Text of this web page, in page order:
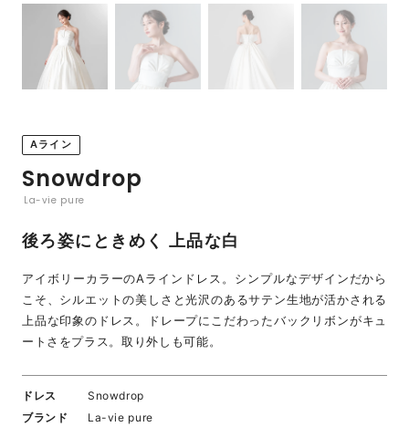
Aライン
Snowdrop
La-vie pure
後ろ姿にときめく 上品な白
アイボリーカラーのAラインドレス。シンプルなデザインだから
こそ、シルエットの美しさと光沢のあるサテン生地が活かされる
上品な印象のドレス。ドレープにこだわったバックリボンがキュ
ートさをプラス。取り外しも可能。
ドレス
Snowdrop
ブランド
La-vie pure